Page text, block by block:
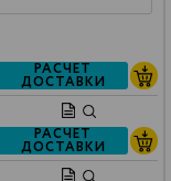
РАСЧЕТ
ДОСТАВКИ
РАСЧЕТ
ДОСТАВКИ